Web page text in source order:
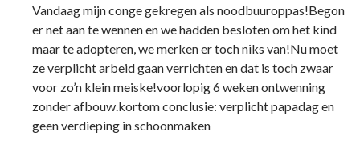
Vandaag mijn conge gekregen als noodbuuroppas!Begon
er net aan te wennen en we hadden besloten om het kind
maar te adopteren, we merken er toch niks van!Nu moet
ze verplicht arbeid gaan verrichten en dat is toch zwaar
voor zo’n klein meiske!voorlopig 6 weken ontwenning
zonder afbouw.kortom conclusie: verplicht papadag en
geen verdieping in schoonmaken